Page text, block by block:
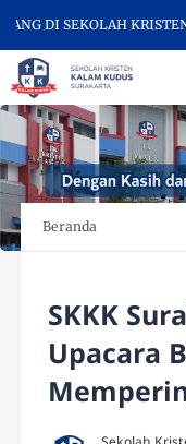
SEKOLAH KRISTEN
Beranda
SKKK
Upacara